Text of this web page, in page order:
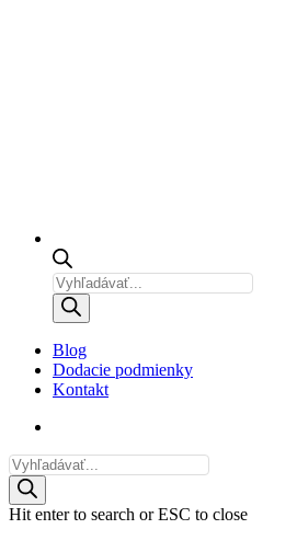
Products
search
Blog
Dodacie podmienky
Kontakt
Products
search
Hit enter to search or ESC to close